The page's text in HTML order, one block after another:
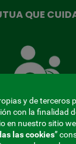
QUE
Mutua
que
ti
y de terceros
con la finalidad
en nuestro sitio
las cookies”